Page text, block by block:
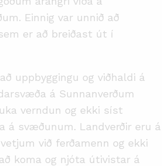
Einnig var unnið að
er að breiðast út í
uppbyggingu og viðhaldi á
á Sunnanverðum
verndun og ekki síst
á svæðunum. Landverðir eru á
við ferðamenn og ekki
koma og njóta útivistar á